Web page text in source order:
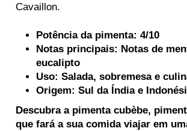
Cavaillon.
Potência da pimenta: 4/10
Notas principais: Notas de
eucalipto
Uso: Salada, sobremesa e
Origem: Sul da Índia e
Descubra a pimenta cubèbe,
que fará a sua comida viajar em